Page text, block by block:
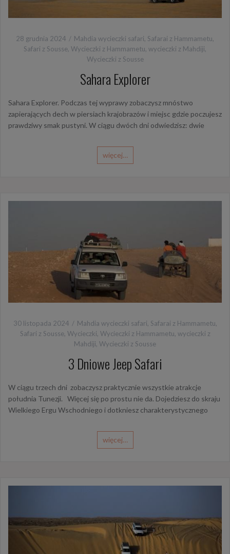
28 grudnia 2024 Mahdia wycieczki safari, Safarai z Hammametu,
Safari z Sousse, Wycieczki z Hammametu, wycieczki z Mahdiji,
Wycieczki z Sousse
Sahara Explorer
Sahara Explorer. Podczas tej wyprawy zobaczysz mnóstwo
zapierających dech w piersiach krajobrazów i miejsc gdzie poczujesz
prawdziwy smak pustyni. W ciągu dwóch dni odwiedzisz: dwie
więcej…
30 listopada 2024 Mahdia wycieczki safari, Safarai z Hammametu,
Safari z Sousse, Wycieczki, Wycieczki z Hammametu, wycieczki z
Mahdiji, Wycieczki z Sousse
3 Dniowe Jeep Safari
W ciągu trzech dni zobaczysz praktycznie wszystkie atrakcje
południa Tunezji. Więcej się po prostu nie da. Dojedziesz do skraju
Wielkiego Ergu Wschodniego i dotkniesz charakterystycznego
więcej…